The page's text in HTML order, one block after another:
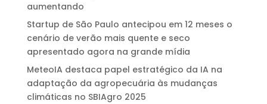
aumentando
Startup de São Paulo antecipou em 12 meses o
cenário de verão mais quente e seco
apresentado agora na grande mídia
MeteoIA destaca papel estratégico da IA na
adaptação da agropecuária às mudanças
climáticas no SBIAgro 2025